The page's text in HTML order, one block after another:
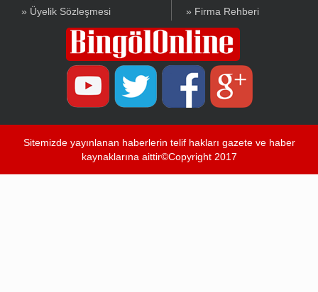
» Üyelik Sözleşmesi
» Firma Rehberi
Sitemizde yayınlanan haberlerin telif hakları gazete ve haber
kaynaklarına aittir©Copyright 2017